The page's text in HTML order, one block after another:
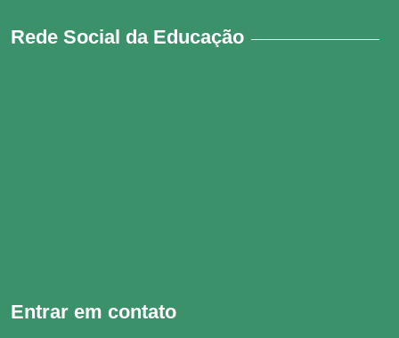
Rede Social da Educação
Entrar em contato